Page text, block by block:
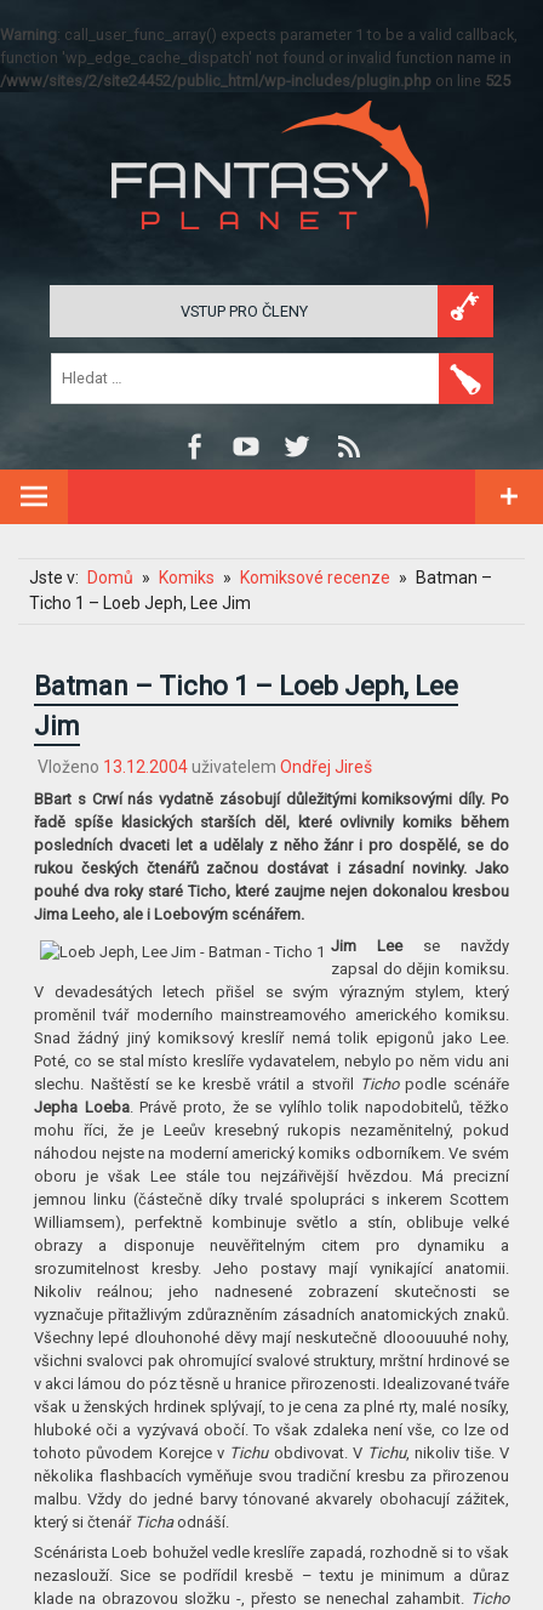
Warning: call_user_func_array() expects parameter 1 to be a valid callback,
function 'wp_edge_cache_dispatch' not found or invalid function name in
/www/sites/2/site24452/public_html/wp-includes/plugin.php on line 525
VSTUP PRO ČLENY
Jste v: Domů Komiks Komiksové recenze
Batman –
Ticho 1 – Loeb Jeph, Lee Jim
Batman – Ticho 1 – Loeb Jeph, Lee
Jim
Vloženo 13.12.2004uživatelem Ondřej Jireš
BBart s Crwí nás vydatně zásobují důležitými komiksovými díly. Po
řadě spíše klasických starších děl, které ovlivnily komiks během
posledních dvaceti let a udělaly z něho žánr i pro dospělé, se do
rukou českých čtenářů začnou dostávat i zásadní novinky. Jako
pouhé dva roky staré Ticho, které zaujme nejen dokonalou kresbou
Jima Leeho, ale i Loebovým scénářem.
Jim Leese navždy
zapsal do dějin komiksu.
V devadesátých letech přišel se svým výrazným stylem, který
proměnil tvář moderního mainstreamového amerického komiksu.
Snad žádný jiný komiksový kreslíř nemá tolik epigonů jako Lee.
Poté, co se stal místo kreslíře vydavatelem, nebylo po něm vidu ani
slechu. Naštěstí se ke kresbě vrátil a stvořil Tichopodle scénáře
Jepha Loeba. Právě proto, že se vylíhlo tolik napodobitelů, těžko
mohu říci, že je Leeův kresebný rukopis nezaměnitelný, pokud
náhodou nejste na moderní americký komiks odborníkem. Ve svém
oboru je však Lee stále tou nejzářivější hvězdou. Má precizní
jemnou linku (částečně díky trvalé spolupráci s inkerem Scottem
Williamsem), perfektně kombinuje světlo a stín, oblibuje velké
obrazy a disponuje neuvěřitelným citem pro dynamiku a
srozumitelnost kresby. Jeho postavy mají vynikající anatomii.
Nikoliv reálnou; jeho nadnesené zobrazení skutečnosti se
vyznačuje přitažlivým zdůrazněním zásadních anatomických znaků.
Všechny lepé dlouhonohé děvy mají neskutečně dlooouuuhé nohy,
všichni svalovci pak ohromující svalové struktury, mrštní hrdinové se
v akci lámou do póz těsně u hranice přirozenosti. Idealizované tváře
však u ženských hrdinek splývají, to je cena za plné rty, malé nosíky,
hluboké oči a vyzývavá obočí. To však zdaleka není vše, co lze od
tohoto původem Korejce v Tichuobdivovat. V Tichu, nikoliv tiše. V
několika flashbacích vyměňuje svou tradiční kresbu za přirozenou
malbu. Vždy do jedné barvy tónované akvarely obohacují zážitek,
který si čtenář Tichaodnáší.
Scénárista Loeb bohužel vedle kreslíře zapadá, rozhodně si to však
nezaslouží. Sice se podřídil kresbě – textu je minimum a důraz
klade na obrazovou složku -, přesto se nenechal zahambit.
Ticho